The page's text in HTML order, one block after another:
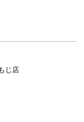
じ店